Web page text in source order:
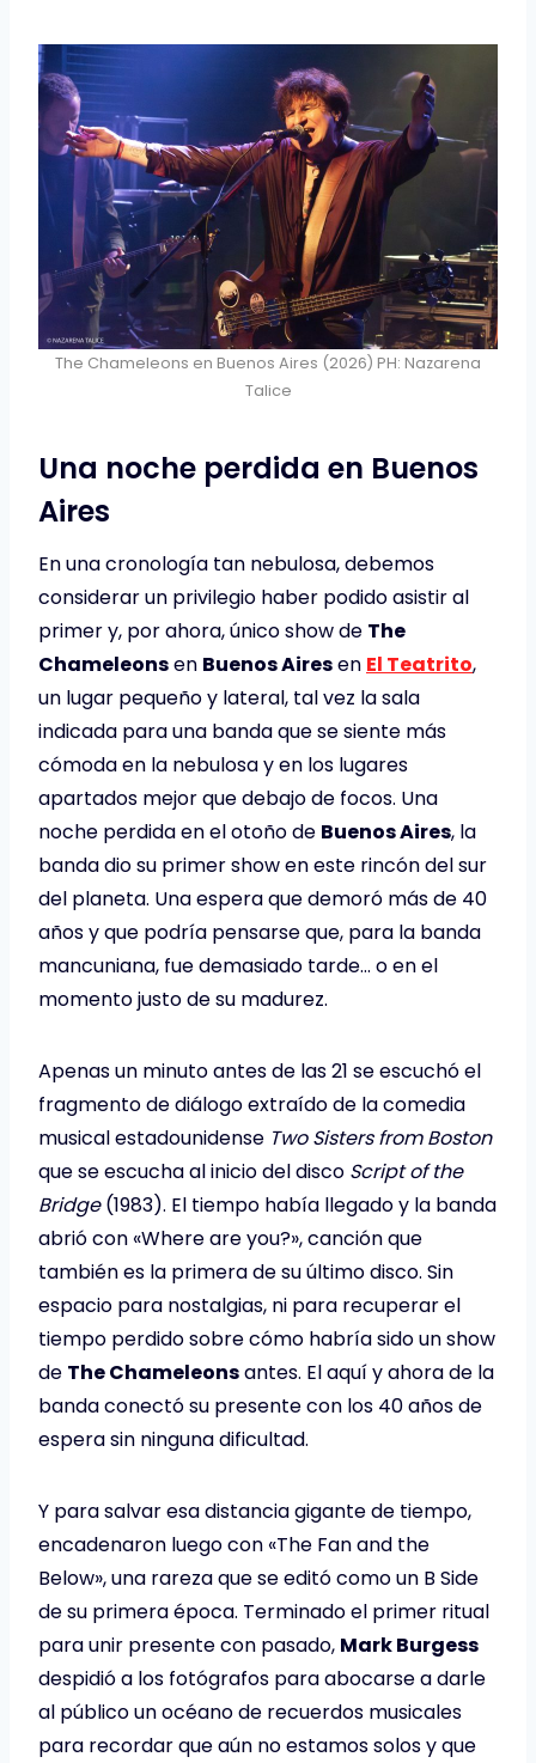
The Chameleons en Buenos Aires (2026) PH: Nazarena
Talice
Una noche perdida en Buenos
Aires
En una cronología tan nebulosa, debemos
considerar un privilegio haber podido asistir al
primer y, por ahora, único show de The
Chameleonsen Buenos Airesen El Teatrito,
un lugar pequeño y lateral, tal vez la sala
indicada para una banda que se siente más
cómoda en la nebulosa y en los lugares
apartados mejor que debajo de focos. Una
noche perdida en el otoño de Buenos Aires, la
banda dio su primer show en este rincón del sur
del planeta. Una espera que demoró más de 40
años y que podría pensarse que, para la banda
mancuniana, fue demasiado tarde… o en el
momento justo de su madurez.
Apenas un minuto antes de las 21 se escuchó el
fragmento de diálogo extraído de la comedia
musical estadounidense Two Sisters from Boston
que se escucha al inicio del disco Script of the
Bridge(1983). El tiempo había llegado y la banda
abrió con «Where are you?», canción que
también es la primera de su último disco. Sin
espacio para nostalgias, ni para recuperar el
tiempo perdido sobre cómo habría sido un show
de The Chameleonsantes. El aquí y ahora de la
banda conectó su presente con los 40 años de
espera sin ninguna dificultad.
Y para salvar esa distancia gigante de tiempo,
encadenaron luego con «The Fan and the
Below», una rareza que se editó como un B Side
de su primera época. Terminado el primer ritual
para unir presente con pasado, Mark Burgess
despidió a los fotógrafos para abocarse a darle
al público un océano de recuerdos musicales
para recordar que aún no estamos solos y que